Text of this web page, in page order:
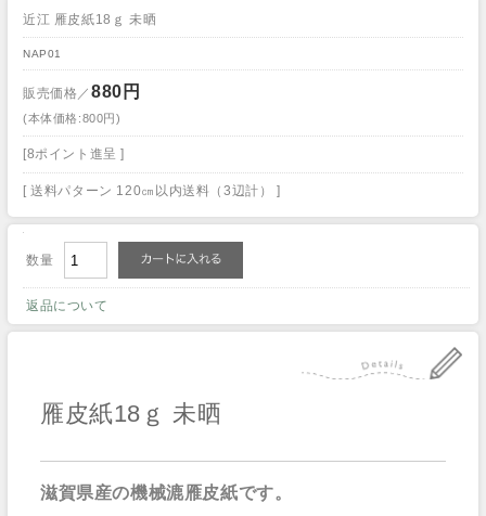
近江 雁皮紙18ｇ 未晒
NAP01
販売価格／880円
(本体価格:800円)
[8ポイント進呈 ]
[ 送料パターン 120㎝以内送料（3辺計） ]
数量
返品について
雁皮紙18ｇ 未晒
滋賀県産の機械漉雁皮紙です。